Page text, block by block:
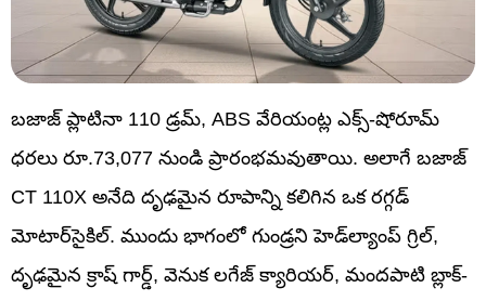
బజాజ్ ప్లాటినా 110 డ్రమ్, ABS వేరియంట్ల ఎక్స్-షోరూమ్
ధరలు రూ.73,077 నుండి ప్రారంభమవుతాయి. అలాగే బజాజ్
CT 110X అనేది దృఢమైన రూపాన్ని కలిగిన ఒక రగ్గడ్
మోటార్‌సైకిల్. ముందు భాగంలో గుండ్రని హెడ్‌ల్యాంప్ గ్రిల్,
దృఢమైన క్రాష్ గార్డ్, వెనుక లగేజ్ క్యారియర్, మందపాటి బ్లాక్-